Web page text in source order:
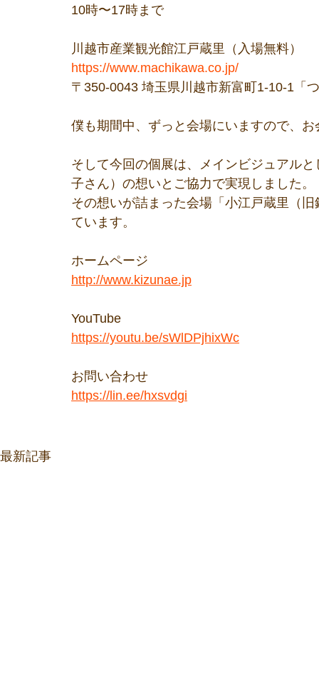
10時〜17時まで
川越市産業観光館江戸蔵里（入場無料）
https://www.machikawa.co.jp/
〒350-0043 埼玉県川越市新富町1-10-1「
僕も期間中、ずっと会場にいますので、
そして今回の個展は、メインビジュアル
子さん）の想いとご協力で実現しました。
その想いが詰まった会場「小江戸蔵里（
ています。
ホームページ
http://www.kizunae.jp
YouTube
https://youtu.be/sWlDPjhixWc
お問い合わせ
https://lin.ee/hxsvdgi
最新記事